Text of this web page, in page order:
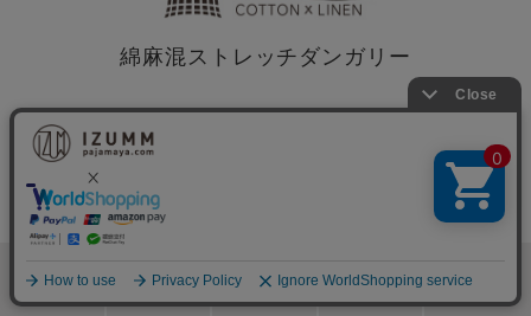
ホーム カート おねむりフェア
綿麻混ストレッチダンガリー